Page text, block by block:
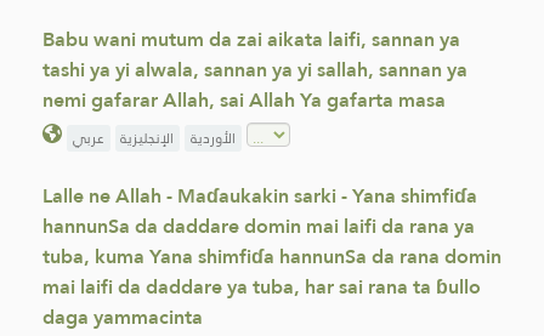
Babu wani mutum da zai aikata laifi, sannan ya
tashi ya yi alwala, sannan ya yi sallah, sannan ya
nemi gafarar Allah, sai Allah Ya gafarta masa
عربي الإنجليزية الأوردية
Lalle ne Allah - Maɗaukakin sarki - Yana shimfiɗa
hannunSa da daddare domin mai laifi da rana ya
tuba, kuma Yana shimfiɗa hannunSa da rana domin
mai laifi da daddare ya tuba, har sai rana ta ɓullo
daga yammacinta